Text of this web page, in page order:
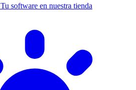
Tu software en nuestra tienda